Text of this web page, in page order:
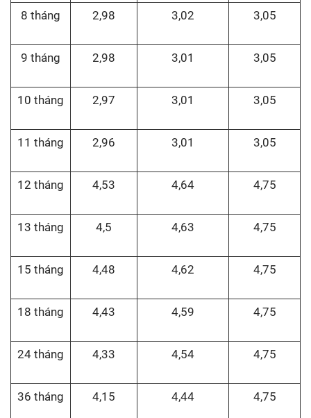
8 tháng 2,98 3,02 3,05
9 tháng 2,98 3,01 3,05
10 tháng 2,97 3,01 3,05
11 tháng 2,96 3,01 3,05
12 tháng 4,53 4,64 4,75
13 tháng 4,5 4,63 4,75
15 tháng 4,48 4,62 4,75
18 tháng 4,43 4,59 4,75
24 tháng 4,33 4,54 4,75
36 tháng 4,15 4,44 4,75